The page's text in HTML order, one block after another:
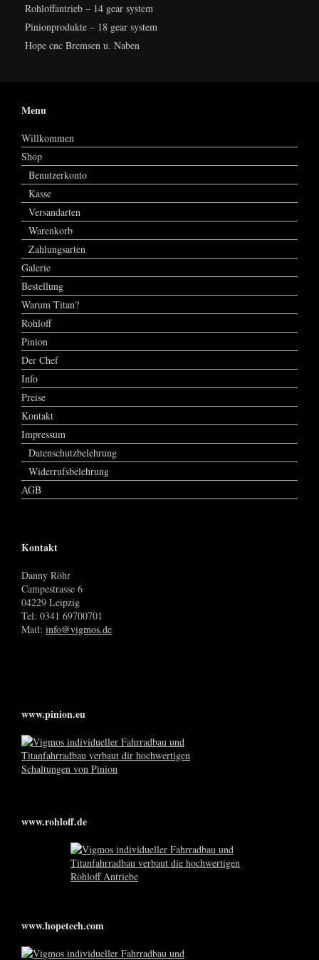
Rohloffantrieb – 14 gear system
Pinionprodukte – 18 gear system
Hope cnc Bremsen u. Naben
Menu
Willkommen
Shop
Benutzerkonto
Kasse
Versandarten
Warenkorb
Zahlungsarten
Galerie
Bestellung
Warum Titan?
Rohloff
Pinion
Der Chef
Info
Preise
Kontakt
Impressum
Datenschutzbelehrung
Widerrufsbelehrung
AGB
Kontakt
Danny Röhr
Campestrasse 6
04229 Leipzig
Tel: 0341 69700701
Mail: info@vigmos.de
www.pinion.eu
www.rohloff.de
www.hopetech.com